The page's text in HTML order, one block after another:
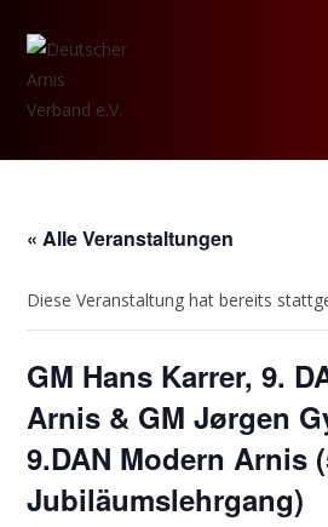
Inhalt
springen
« Alle Veranstaltungen
Diese Veranstaltung hat bereits
GM Hans Karrer, 9.
Arnis & GM Jørgen
9.DAN Modern Arnis
Jubiläumslehrgang)